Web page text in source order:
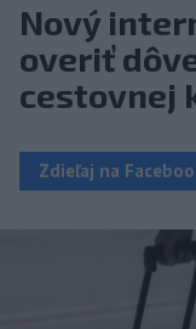
Nový
overiť
cestovnej
Zdieľaj na